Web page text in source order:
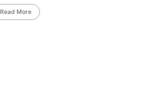
Read More